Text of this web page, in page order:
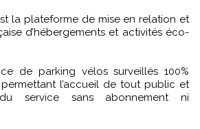
la plateforme de mise en relation et
d’hébergements et activités éco-
de parking vélos surveillés 100%
l’accueil de tout public et
service sans abonnement ni